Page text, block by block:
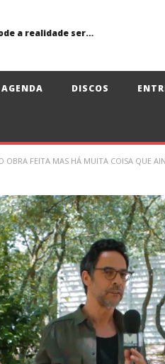
Primavera Sound Porto: pode a realidade ser mais dura do que a ficção?
AGENDA DISCOS
OBRA FEITA MAS HÁ MUITA COISA QUE